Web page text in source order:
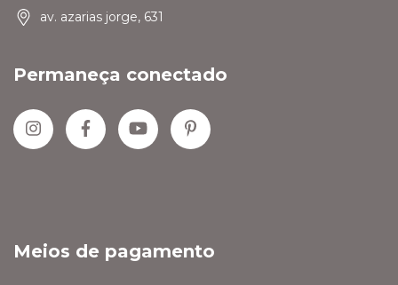
av. azarias jorge, 631
Permaneça conectado
Meios de pagamento